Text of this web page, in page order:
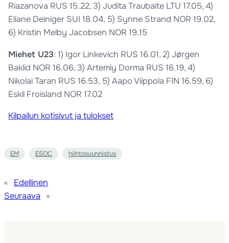
Riazanova RUS 15.22, 3) Judita Traubaite LTU 17.05, 4)
Eliane Deiniger SUI 18.04, 5) Synne Strand NOR 19.02,
6) Kristin Melby Jacobsen NOR 19.15
Miehet U23: 1) Igor Linkevich RUS 16.01, 2) Jørgen
Baklid NOR 16.06, 3) Artemiy Dorma RUS 16.19, 4)
Nikolai Taran RUS 16.53, 5) Aapo Viippola FIN 16.59, 6)
Eskil Froisland NOR 17.02
Kilpailun kotisivut ja tulokset
EM ESOC hiihtosuunnistus
«
Edellinen
Seuraava
»